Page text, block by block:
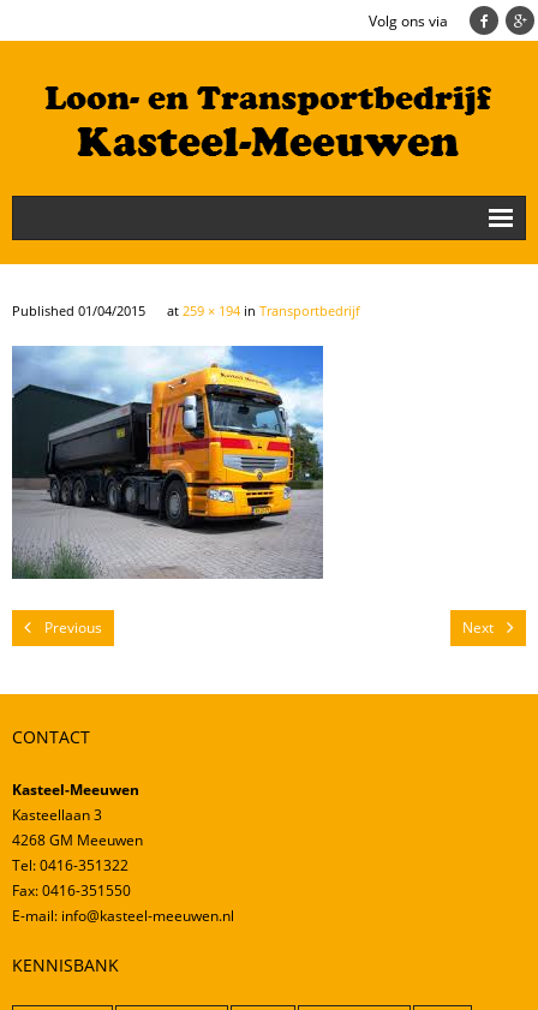
Volg ons via
Nieuws
Loonbedrijf
Transportbedrijf
Cultuurtechniek/Grondwerk
Geschiedenis
Te koop
Mestverwerking
Published 01/04/2015 at 259 × 194 in Transportbedrijf
Previous Next
CONTACT
Kasteel-Meeuwen
Kasteellaan 3
4268 GM Meeuwen
Tel: 0416-351322
Fax: 0416-351550
E-mail: info@kasteel-meeuwen.nl
KENNISBANK